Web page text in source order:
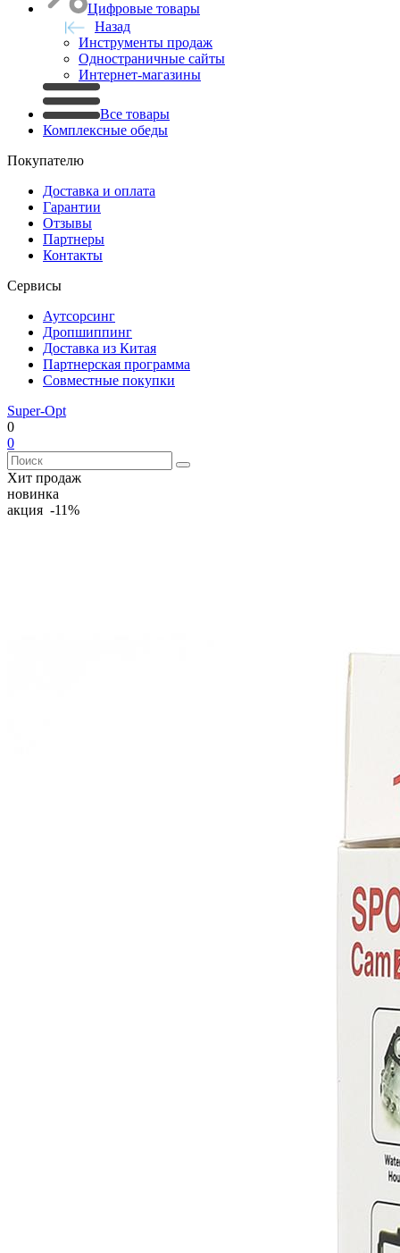
Цифровые товары
Назад
Инструменты продаж
Одностраничные сайты
Интернет-магазины
Все товары
Комплексные обеды
Покупателю
Доставка и оплата
Гарантии
Отзывы
Партнеры
Контакты
Сервисы
Аутсорсинг
Дропшиппинг
Доставка из Китая
Партнерская программа
Совместные покупки
Super-Opt
0
0
Хит продаж
новинка
акция -11%